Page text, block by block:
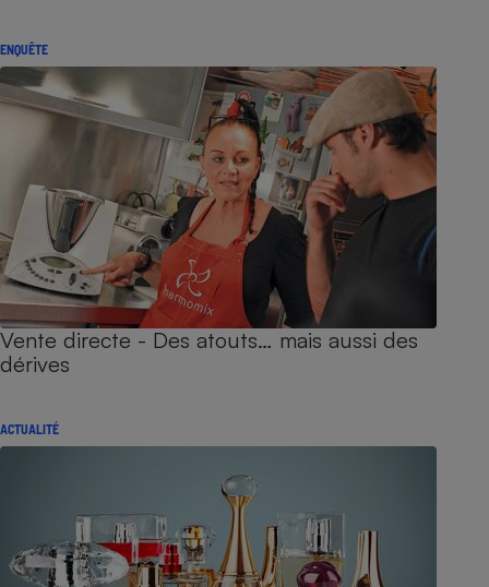
ENQUÊTE
Vente directe - Des atouts… mais aussi des
dérives
ACTUALITÉ